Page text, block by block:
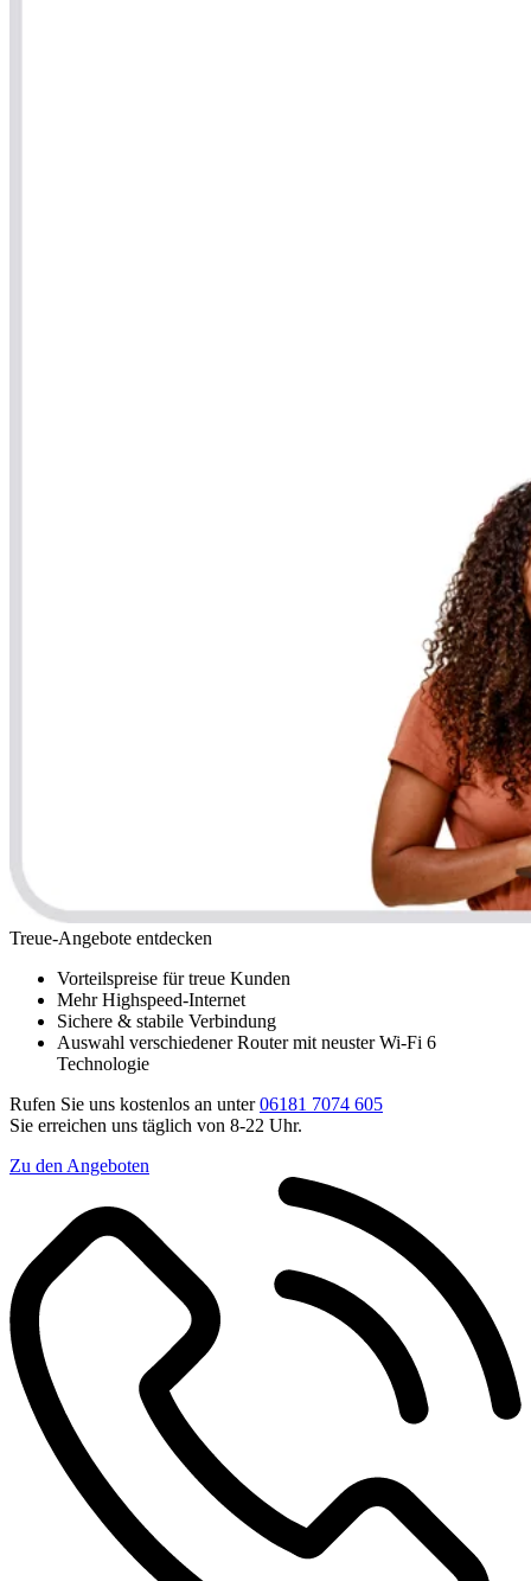
Treue-Angebote entdecken
Vorteilspreise für treue Kunden
Mehr Highspeed-Internet
Sichere & stabile Verbindung
Auswahl verschiedener Router mit neuster Wi-Fi 6
Technologie
Rufen Sie uns kostenlos an unter06181 7074 605
Sie erreichen uns täglich von 8-22 Uhr.
Zu den Angeboten